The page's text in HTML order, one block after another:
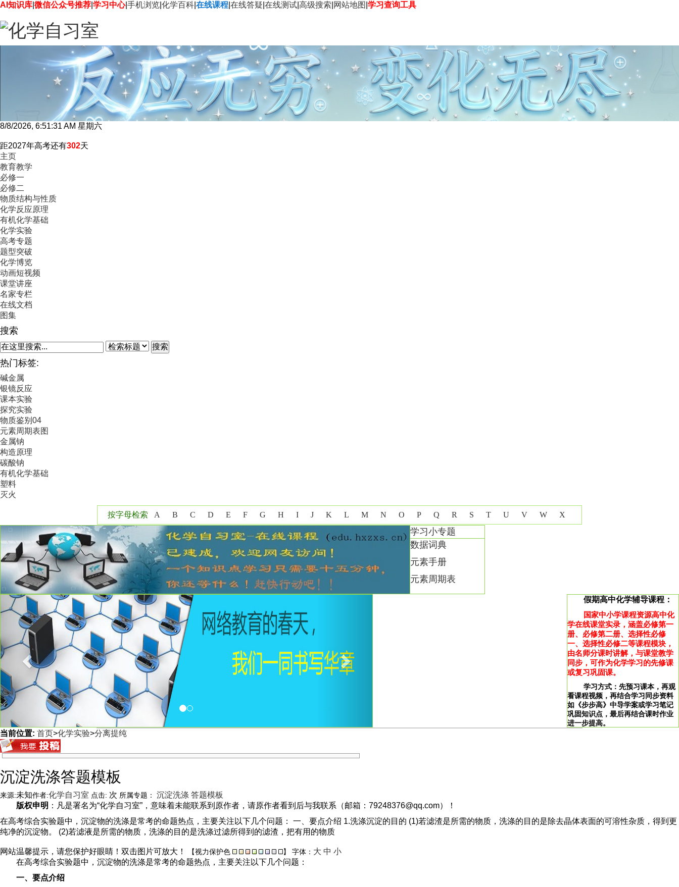
AI知识库 微信公众号推荐 学习中心|手机浏览 化学百科 在线课程 在线答疑 在线测试 高级搜索 网站地图 学习查询工具
8/8/2026, 6:51:32 AM 星期六
距2027年高考还有302天
主页
教育教学
必修一
必修二
物质结构与性质
化学反应原理
有机化学基础
化学实验
高考专题
题型突破
化学博览
动画短视频
课堂讲座
名家专栏
在线文档
图集
搜索
搜索
热门标签:
碱金属
银镜反应
课本实验
探究实验
物质鉴别04
元素周期表图
金属钠
构造原理
碳酸钠
有机化学基础
塑料
灭火
按字母检索 A B C D E F G H I J K L M N O P Q R S T U V W X
Y Z
学习小专题
数据词典
元素手册
元素周期表
Previous 假期高中化学辅导课程：
国家中小学课程资源高中化
学在线课堂实录，涵盖必修第一
册、必修第二册、选择性必修
一、选择性必修二等课程模块，
由名师分课时讲解，与课堂教学
同步，可作为化学学习的先修课
或复习巩固课。
学习方式：先预习课本，再观
看课程视频，再结合学习同步资料
如《步步高》中导学案或学习笔记
巩固知识点，最后再结合课时作业
进一步提高。
<
当前位置: 首页>化学实验>分离提纯
沉淀洗涤答题模板
来源:未知作者:化学自习室 点击: 次 所属专题： 沉淀洗涤 答题模板
版权申明 ：凡是署名为“化学自习室”，意味着未能联系到原作者，请原作者看到后与我联系（邮箱：79248376@qq.com）！
在高考综合实验题中，沉淀物的洗涤是常考的命题热点，主要关注以下几个问题： 一、要点介绍 1.洗涤沉淀的目的 (1)若滤渣是所需的物质，洗涤的目的是除去晶体表面的可溶性杂质，得到更
纯净的沉淀物。 (2)若滤液是所需的物质，洗涤的目的是洗涤过滤所得到的滤渣，把有用的物质
网站温馨提示，请您保护好眼睛！双击图片可放大！ 【视力保护色 】 字体： 大 中 小
在高考综合实验题中，沉淀物的洗涤是常考的命题热点，主要关注以下几个问题：
一、要点介绍